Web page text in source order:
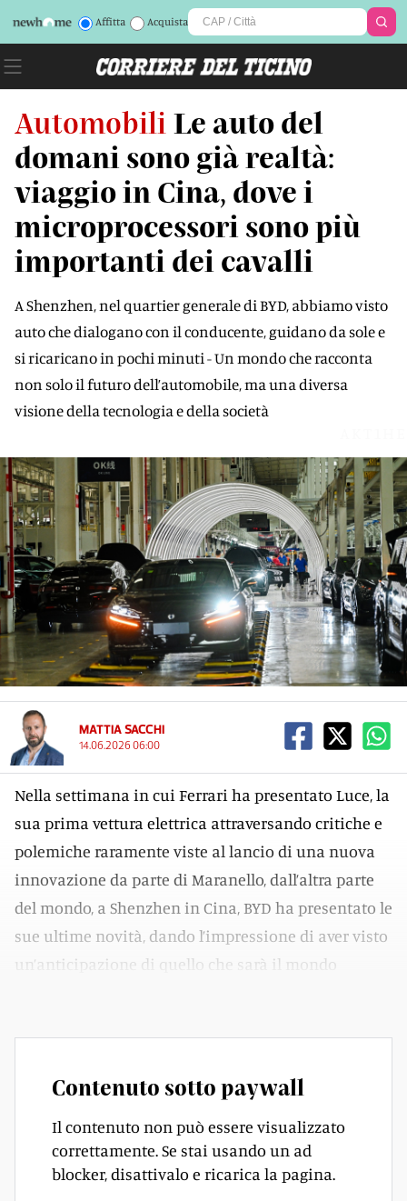
Affitta Acquista
Automobili Le auto del
domani sono già realtà:
viaggio in Cina, dove i
microprocessori sono più
importanti dei cavalli
A Shenzhen, nel quartier generale di BYD, abbiamo visto
auto che dialogano con il conducente, guidano da sole e
si ricaricano in pochi minuti - Un mondo che racconta
non solo il futuro dell’automobile, ma una diversa
visione della tecnologia e della società
MATTIA SACCHI
14.06.2026 06:00
Nella settimana in cui Ferrari ha presentato Luce, la
sua prima vettura elettrica attraversando critiche e
polemiche raramente viste al lancio di una nuova
innovazione da parte di Maranello, dall’altra parte
del mondo, a Shenzhen in Cina, BYD ha presentato le
sue ultime novità, dando l’impressione di aver visto
un’anticipazione di quello che sarà il mondo
Contenuto sotto paywall
Il contenuto non può essere visualizzato
correttamente. Se stai usando un ad
blocker, disattivalo e ricarica la pagina.